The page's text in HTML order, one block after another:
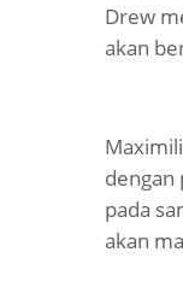
Drew
akan
dengan
pada
akan